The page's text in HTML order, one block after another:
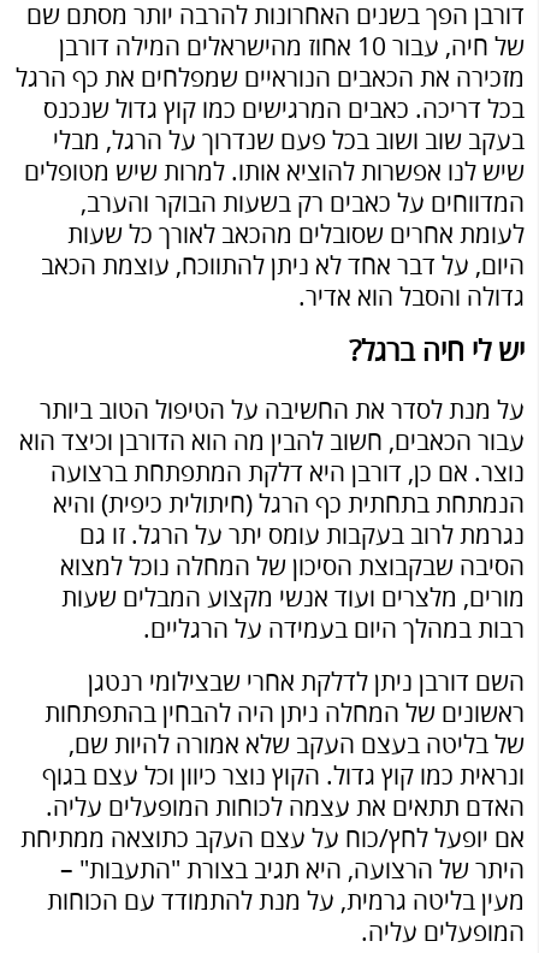
דורבן הפך בשנים האחרונות להרבה יותר מסתם שם
של חיה, עבור 10 אחוז מהישראלים המילה דורבן
מזכירה את הכאבים הנוראיים שמפלחים את כף הרגל
בכל דריכה. כאבים המרגישים כמו קוץ גדול שנכנס
בעקב שוב ושוב בכל פעם שנדרוך על הרגל, מבלי
שיש לנו אפשרות להוציא אותו. למרות שיש מטופלים
המדווחים על כאבים רק בשעות הבוקר והערב,
לעומת אחרים שסובלים מהכאב לאורך כל שעות
היום, על דבר אחד לא ניתן להתווכח, עוצמת הכאב
גדולה והסבל הוא אדיר.
יש לי חיה ברגל?
על מנת לסדר את החשיבה על הטיפול הטוב ביותר
עבור הכאבים, חשוב להבין מה הוא הדורבן וכיצד הוא
נוצר. אם כן, דורבן היא דלקת המתפתחת ברצועה
הנמתחת בתחתית כף הרגל (חיתולית כיפית) והיא
נגרמת לרוב בעקבות עומס יתר על הרגל. זו גם
הסיבה שבקבוצת הסיכון של המחלה נוכל למצוא
מורים, מלצרים ועוד אנשי מקצוע המבלים שעות
רבות במהלך היום בעמידה על הרגליים.
השם דורבן ניתן לדלקת אחרי שבצילומי רנטגן
ראשונים של המחלה ניתן היה להבחין בהתפתחות
של בליטה בעצם העקב שלא אמורה להיות שם,
ונראית כמו קוץ גדול. הקוץ נוצר כיוון וכל עצם בגוף
האדם תתאים את עצמה לכוחות המופעלים עליה.
אם יופעל לחץ/כוח על עצם העקב כתוצאה ממתיחת
היתר של הרצועה, היא תגיב בצורת "התעבות" –
מעין בליטה גרמית, על מנת להתמודד עם הכוחות
המופעלים עליה.